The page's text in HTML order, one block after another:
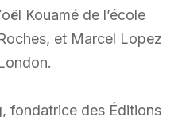
Kouamé de l’école
et Marcel Lopez
fondatrice des Éditions